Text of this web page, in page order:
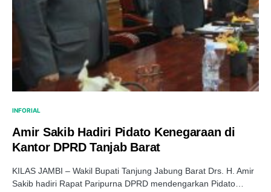
INFORIAL
Amir Sakib Hadiri Pidato Kenegaraan di
Kantor DPRD Tanjab Barat
KILAS JAMBI – Wakil Bupati Tanjung Jabung Barat Drs. H. Amir
Sakib hadiri Rapat Paripurna DPRD mendengarkan Pidato…